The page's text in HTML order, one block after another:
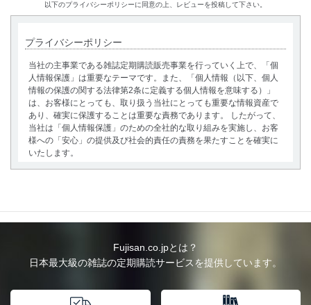
以下のプライバシーポリシーに同意の上、レビューを投稿して下さい。
プライバシーポリシー
当社の主事業である雑誌定期購読販売事業を行っていく上で、「個
人情報保護」は重要なテーマです。また、「個人情報（以下、個人
情報の保護の関する法律第2条に定義する個人情報を意味する）」
は、お客様にとっても、取り扱う当社にとっても重要な情報資産で
あり、確実に保護することは重要な責務であります。 したがって、
当社は「個人情報保護」のための全社的な取り組みを実施し、お客
様への「安心」の提供及び社会的責任の責務を果たすことを確実に
いたします。
確にし、本人の同意を得たうえで利用目的の達成に必要な範囲内で
適法かつ公正な手段によって取得・利用・提供を行います。また、
への提供・開示は行いません。当社においてはこれらの取り組みを
確実にするため、従業者等の教育を徹底してまいります。また、目
Fujisan.co.jpとは？
日本最大級の雑誌の定期購読サービスを提供しています。